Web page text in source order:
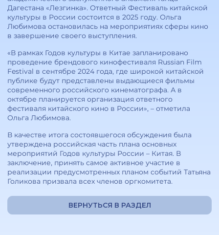
Дагестана «Лезгинка». Ответный Фестиваль китайской
культуры в России состоится в 2025 году. Ольга
Любимова остановилась на мероприятиях сферы кино
в завершение своего выступления.
«В рамках Годов культуры в Китае запланировано
проведение брендового кинофестиваля Russian Film
Festival в сентябре 2024 года, где широкой китайской
публике будут представлены выдающиеся фильмы
современного российского кинематографа. А в
октябре планируется организация ответного
фестиваля китайского кино в России», – отметила
Ольга Любимова.
В качестве итога состоявшегося обсуждения была
утверждена российская часть плана основных
мероприятий Годов культуры России – Китая. В
заключение, принять самое активное участие в
реализации предусмотренных планом событий Татьяна
Голикова призвала всех членов оргкомитета.
ВЕРНУТЬСЯ В РАЗДЕЛ